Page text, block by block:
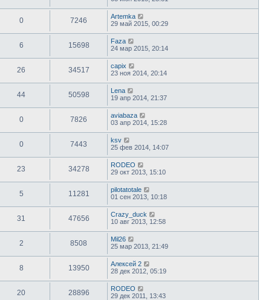
0 7246
Artemka
29 май 2015, 00:29
6 15698
Faza
24 мар 2015, 20:14
26 34517
capix
23 ноя 2014, 20:14
44 50598
Lena
19 апр 2014, 21:37
0 7826
aviabaza
03 апр 2014, 15:28
0 7443
ksv
25 фев 2014, 14:07
23 34278
RODEO
29 окт 2013, 15:10
5 11281
pilotatotale
01 сен 2013, 10:18
31 47656
Crazy_duck
10 авг 2013, 12:58
2 8508
Mil26
25 мар 2013, 21:49
8 13950
Алексей 2
28 дек 2012, 05:19
20 28896
RODEO
29 дек 2011, 13:43